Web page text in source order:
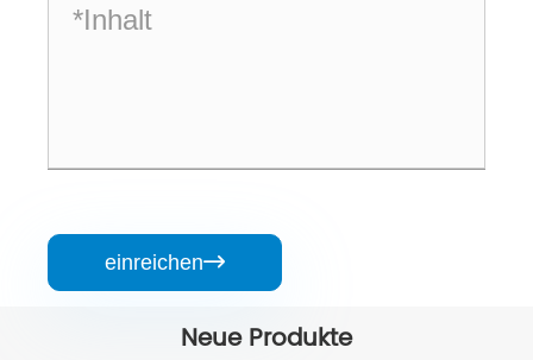
einreichen
Neue Produkte